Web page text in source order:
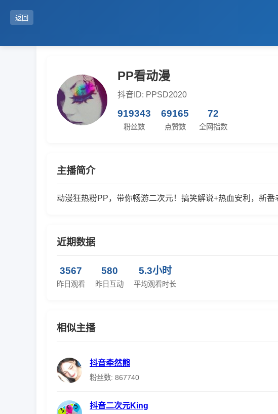
返回
PP看动漫
抖音ID: PPSD2020
919343
粉丝数
69165
点赞数
72
全网指数
主播简介
动漫狂热粉PP，带你畅游二次元！搞笑解说+热血安利，新
近期数据
3567
昨日观看
580
昨日互动
5.3小时
平均观看时长
相似主播
抖音牵然熊
粉丝数: 867740
抖音二次元King